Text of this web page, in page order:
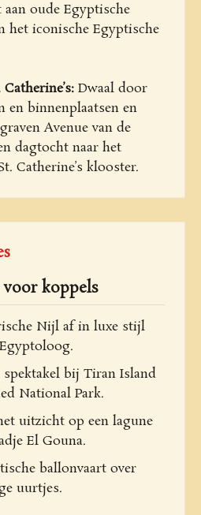
aan oude Egyptische
het iconische Egyptische
Dwaal door
en binnenplaatsen en
Avenue van de
dagtocht naar het
Catherine’s klooster.
voor koppels
Nijl af in luxe stijl
spektakel bij Tiran Island
National Park.
uitzicht op een lagune
El Gouna.
ballonvaart over
uurtjes.